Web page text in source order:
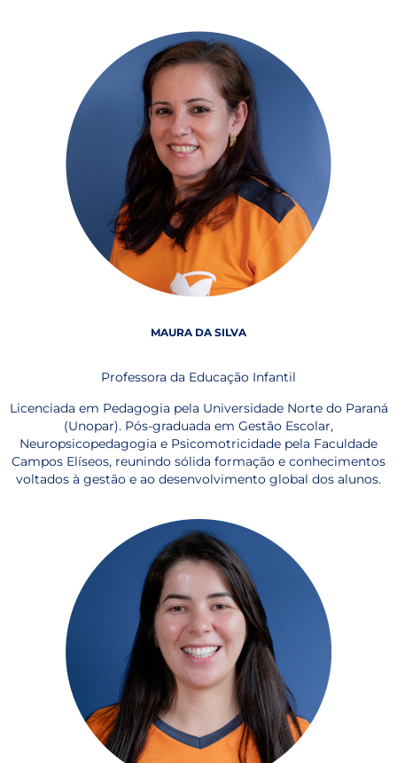
MAURA DA SILVA
Professora da Educação Infantil
Licenciada em Pedagogia pela Universidade Norte do Paraná
(Unopar). Pós-graduada em Gestão Escolar,
Neuropsicopedagogia e Psicomotricidade pela Faculdade
Campos Elíseos, reunindo sólida formação e conhecimentos
voltados à gestão e ao desenvolvimento global dos alunos.